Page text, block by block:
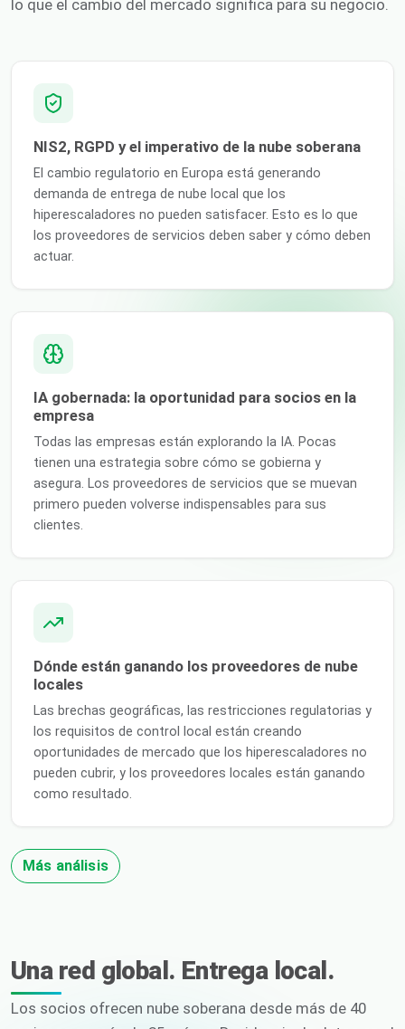
lo que el cambio del mercado significa para su negocio.
NIS2, RGPD y el imperativo de la nube soberana
El cambio regulatorio en Europa está generando
demanda de entrega de nube local que los
hiperescaladores no pueden satisfacer. Esto es lo que
los proveedores de servicios deben saber y cómo deben
actuar.
IA gobernada: la oportunidad para socios en la
empresa
Todas las empresas están explorando la IA. Pocas
tienen una estrategia sobre cómo se gobierna y
asegura. Los proveedores de servicios que se muevan
primero pueden volverse indispensables para sus
clientes.
Dónde están ganando los proveedores de nube
locales
Las brechas geográficas, las restricciones regulatorias y
los requisitos de control local están creando
oportunidades de mercado que los hiperescaladores no
pueden cubrir, y los proveedores locales están ganando
como resultado.
Más análisis
Una red global. Entrega local.
Los socios ofrecen nube soberana desde más de 40